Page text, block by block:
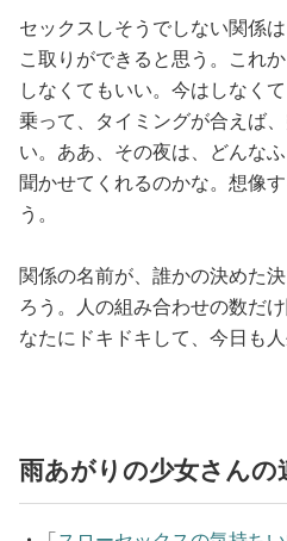
セックスしそうでしない関係
こ取りができると思う。これ
しなくてもいい。今はしなく
乗って、タイミングが合えば
い。ああ、その夜は、どんな
聞かせてくれるのかな。想像
う。
関係の名前が、誰かの決めた
ろう。人の組み合わせの数だ
なたにドキドキして、今日も
雨あがりの少女さんの